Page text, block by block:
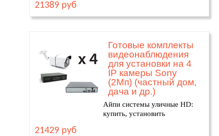
21389 руб
Готовые комплекты
видеонаблюдения
для установки на 4
IP камеры Sony
(2Мп) (частный дом,
дача и др.)
Айпи системы уличные HD:
купить, установить
21429 руб